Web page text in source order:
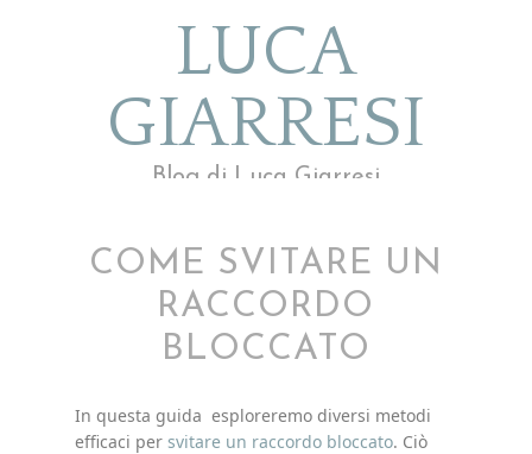
LUCA
GIARRESI
Blog di Luca Giarresi
COME SVITARE UN
RACCORDO
BLOCCATO
In questa guida esploreremo diversi metodi
efficaci per svitare un raccordo bloccato. Ciò